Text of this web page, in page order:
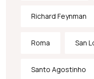
Richard Feynman
Roma San
Santo Agostinho